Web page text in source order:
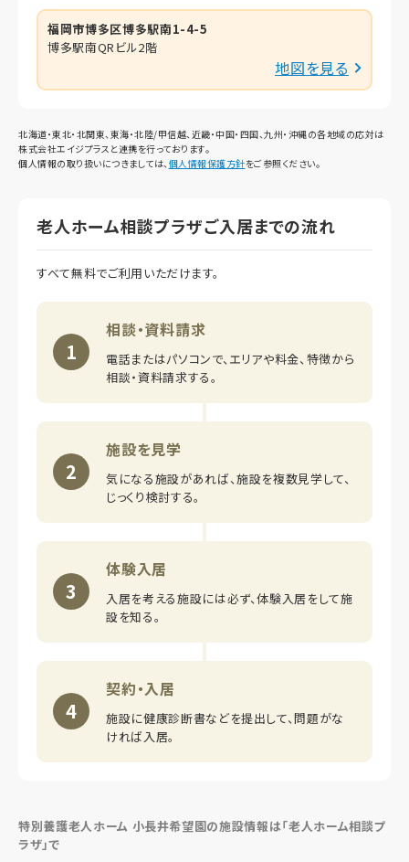
福岡市博多区博多駅南1-4-5
博多駅南QRビル2階
地図を見る
北海道・東北・北関東、東海・北陸/甲信越、近畿・中国・四国、九州・沖縄の各地域の応対は
株式会社エイジプラスと連携を行っております。
個人情報の取り扱いにつきましては、 個人情報保護方針をご参照ください。
老人ホーム相談プラザご入居までの流れ
すべて無料でご利用いただけます。
1
相談・資料請求
電話またはパソコンで、エリアや料金、特徴から
相談・資料請求する。
2
施設を見学
気になる施設があれば、施設を複数見学して、
じっくり検討する。
3
体験入居
入居を考える施設には必ず、体験入居をして施
設を知る。
4
契約・入居
施設に健康診断書などを提出して、問題がな
ければ入居。
特別養護老人ホーム 小長井希望園の施設情報は「老人ホーム相談プ
ラザ」で